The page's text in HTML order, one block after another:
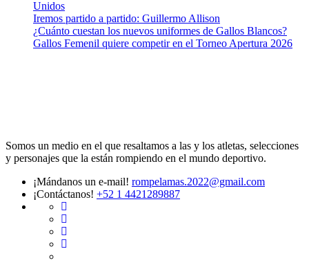
Unidos
Iremos partido a partido: Guillermo Allison
¿Cuánto cuestan los nuevos uniformes de Gallos Blancos?
Gallos Femenil quiere competir en el Torneo Apertura 2026
Somos un medio en el que resaltamos a las y los atletas, selecciones
y personajes que la están rompiendo en el mundo deportivo.
¡Mándanos un e-mail! rompelamas.2022@gmail.com
¡Contáctanos! +52 1 4421289887